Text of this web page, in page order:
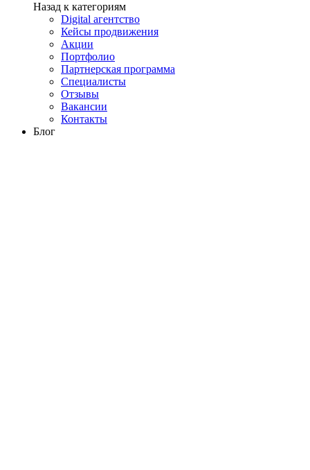
Назад к категориям
Digital агентство
Кейсы продвижения
Акции
Портфолио
Партнерская программа
Специалисты
Отзывы
Вакансии
Контакты
Блог